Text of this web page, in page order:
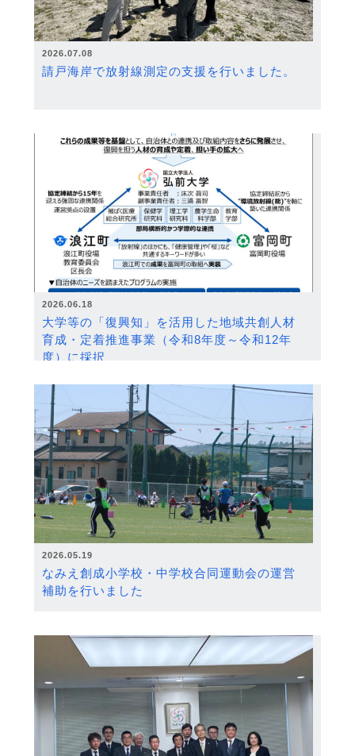
2026.07.08
請戸海岸で放射線測定の支援を行いました。
2026.06.18
大学等の「復興知」を活用した地域共創人材
育成・定着推進事業（令和8年度～令和12年
度）に採択
2026.05.19
なみえ創成小学校・中学校合同運動会の運営
補助を行いました